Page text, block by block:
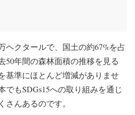
ヘクタールで、国土の約67%を占
50年間の森林面積の推移を見る
基準にほとんど増減がありませ
でもSDGs15への取り組みを通じ
さんあるのです。